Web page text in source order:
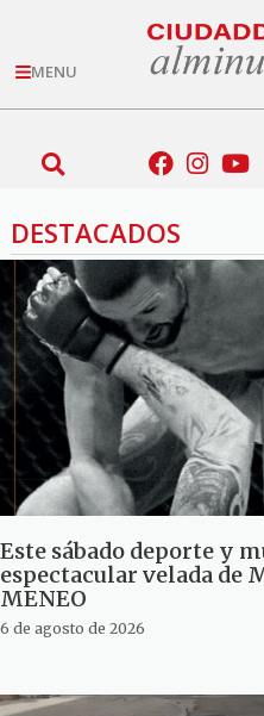
MENU
DESTACADOS
Este sábado deporte y
espectacular velada de
MENEO
6 de agosto de 2026